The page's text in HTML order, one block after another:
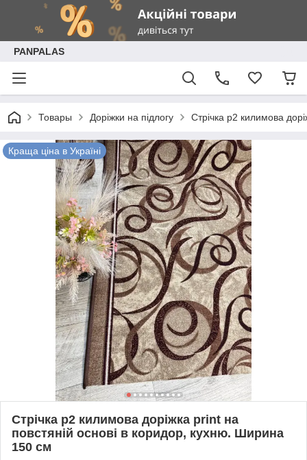
PANPALAS
Товары Доріжки на підлогу Стрічка p2 килимова
Краща ціна в Україні
Стрічка p2 килимова доріжка print на
повстяній основі в коридор, кухню. Ширина
150 см